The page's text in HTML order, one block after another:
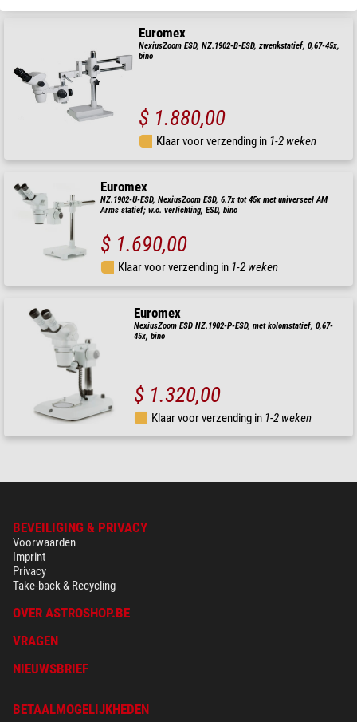
Euromex
NexiusZoom ESD, NZ.1902-B-ESD, zwenkstatief, 0,67-45x,
bino
$ 1.880,00
Klaar voor verzending in 1-2 weken
Euromex
NZ.1902-U-ESD, NexiusZoom ESD, 6.7x tot 45x met universeel AM
Arms statief; w.o. verlichting, ESD, bino
$ 1.690,00
Klaar voor verzending in 1-2 weken
Euromex
NexiusZoom ESD NZ.1902-P-ESD, met kolomstatief, 0,67-
45x, bino
$ 1.320,00
Klaar voor verzending in 1-2 weken
BEVEILIGING & PRIVACY
Voorwaarden
Imprint
Privacy
Take-back & Recycling
OVER ASTROSHOP.BE
VRAGEN
NIEUWSBRIEF
BETAALMOGELIJKHEDEN